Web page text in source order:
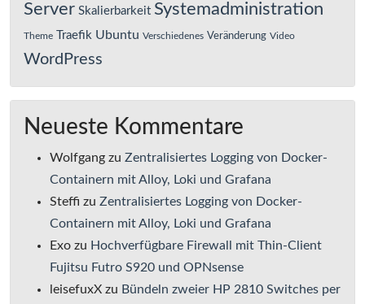
Server Skalierbarkeit Systemadministration
Theme Traefik Ubuntu Verschiedenes Veränderung Video
WordPress
Neueste Kommentare
Wolfgang zu Zentralisiertes Logging von Docker-
Containern mit Alloy, Loki und Grafana
Steffi zu Zentralisiertes Logging von Docker-
Containern mit Alloy, Loki und Grafana
Exo zu Hochverfügbare Firewall mit Thin-Client
Fujitsu Futro S920 und OPNsense
leisefuxX zu Bündeln zweier HP 2810 Switches per